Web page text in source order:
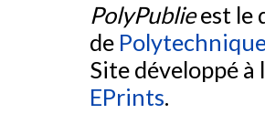
PolyPublieest le
de
Site développé
EPrints.